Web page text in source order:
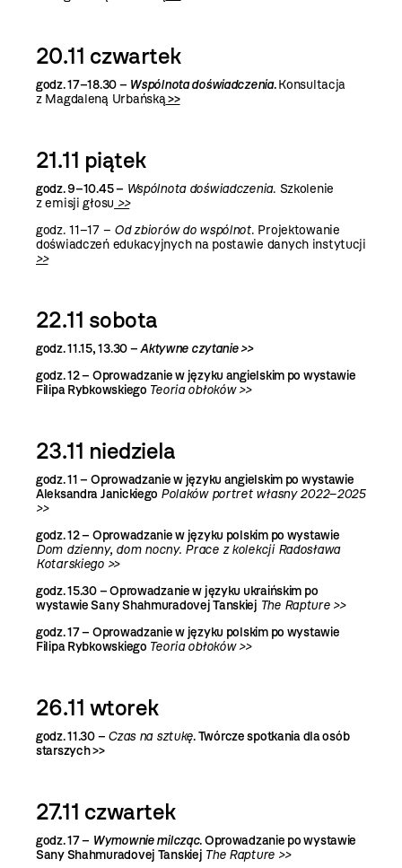
20.11 czwartek
godz. 17–18.30 – Wspólnota doświadczenia.Konsultacja
z Magdaleną Urbańską>>
21.11 piątek
godz. 9–10.45 – Wspólnota doświadczenia. Szkolenie
z emisji głosu >>
godz. 11–17 – Od zbiorów do wspólnot. Projektowanie
doświadczeń edukacyjnych na postawie danych instytucji
>>
22.11 sobota
godz. 11.15, 13.30 –Aktywne czytanie >>
godz. 12 – Oprowadzanie w języku angielskim po wystawie
Filipa Rybkowskiego Teoria obłoków >>
23.11 niedziela
godz. 11 – Oprowadzanie w języku angielskim po wystawie
Aleksandra Janickiego Polaków portret własny 2022–2025
>>
godz. 12 – Oprowadzanie w języku polskim po wystawie
Dom dzienny, dom nocny. Prace z kolekcji Radosława
Kotarskiego >>
godz. 15.30 –Oprowadzanie w języku ukraińskim po
wystawie Sany Shahmuradovej Tanskiej The Rapture >>
godz. 17 – Oprowadzanie w języku polskim po wystawie
Filipa Rybkowskiego Teoria obłoków >>
26.11 wtorek
godz. 11.30 – Czas na sztukę. Twórcze spotkania dla osób
starszych >>
27.11 czwartek
godz. 17 – Wymownie milcząc. Oprowadzanie po wystawie
Sany Shahmuradovej Tanskiej The Rapture >>